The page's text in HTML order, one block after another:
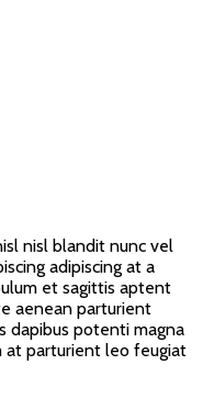
nisl blandit nunc vel
adipiscing at a
et sagittis aptent
aenean parturient
dapibus potenti magna
at parturient leo feugiat